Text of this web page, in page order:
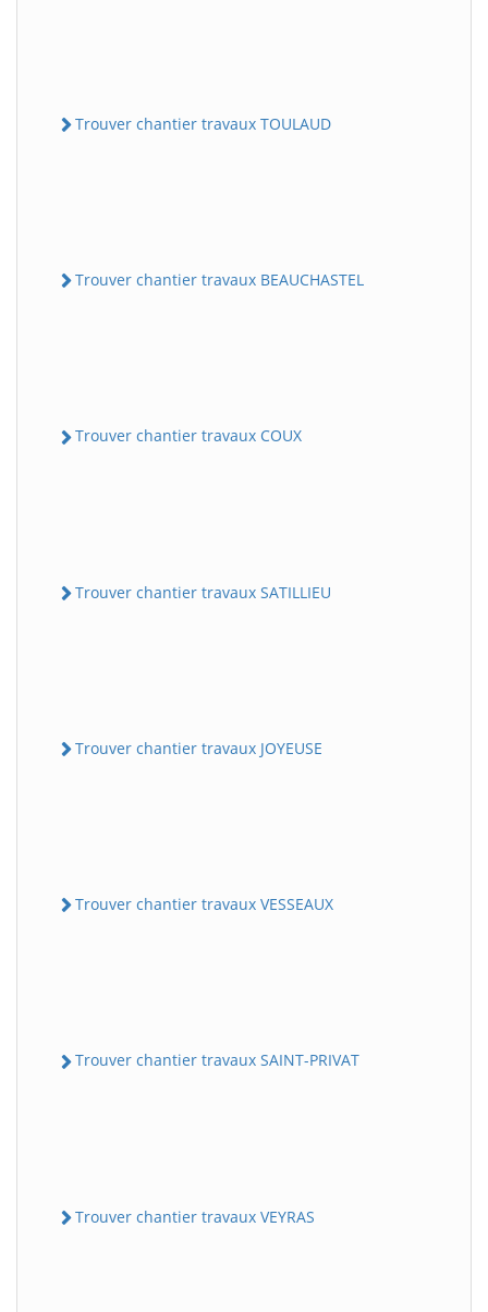
Trouver chantier travaux TOULAUD
Trouver chantier travaux BEAUCHASTEL
Trouver chantier travaux COUX
Trouver chantier travaux SATILLIEU
Trouver chantier travaux JOYEUSE
Trouver chantier travaux VESSEAUX
Trouver chantier travaux SAINT-PRIVAT
Trouver chantier travaux VEYRAS